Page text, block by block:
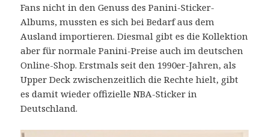
Fans nicht in den Genuss des Panini-Sticker-
Albums, mussten es sich bei Bedarf aus dem
Ausland importieren. Diesmal gibt es die Kollektion
aber für normale Panini-Preise auch im deutschen
Online-Shop. Erstmals seit den 1990er-Jahren, als
Upper Deck zwischenzeitlich die Rechte hielt, gibt
es damit wieder offizielle NBA-Sticker in
Deutschland.